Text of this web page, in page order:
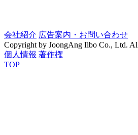
会社紹介 広告案内・お問い合わせ
Copyright by JoongAng Ilbo Co., Ltd.
個人情報 著作権
TOP